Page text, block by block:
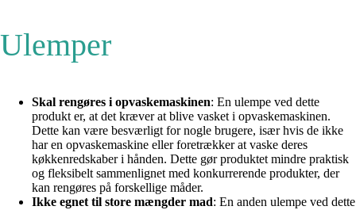
Ulemper
Skal rengøres i opvaskemaskinen: En ulempe ved dette
produkt er, at det kræver at blive vasket i opvaskemaskinen.
Dette kan være besværligt for nogle brugere, især hvis de ikke
har en opvaskemaskine eller foretrækker at vaske deres
køkkenredskaber i hånden. Dette gør produktet mindre praktisk
og fleksibelt sammenlignet med konkurrerende produkter, der
kan rengøres på forskellige måder.
Ikke egnet til store mængder mad: En anden ulempe ved dette